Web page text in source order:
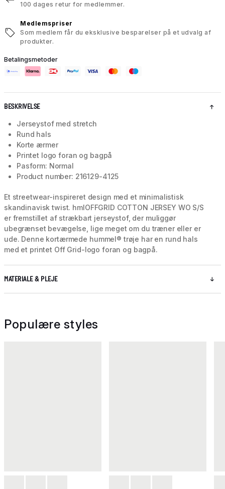
100 dages retur for medlemmer.
Medlemspriser
Som medlem får du eksklusive besparelser på et udvalg af
produkter.
Betalingsmetoder
BESKRIVELSE
Jerseystof med stretch
Rund hals
Korte ærmer
Printet logo foran og bagpå
Pasform: Normal
Product number: 216129-4125
Et streetwear-inspireret design med et minimalistisk
skandinavisk twist. hmlOFFGRID COTTON JERSEY WO S/S
er fremstillet af strækbart jerseystof, der muliggør
ubegrænset bevægelse, lige meget om du træner eller er
ude. Denne kortærmede hummel® trøje har en rund hals
med et printet Off Grid-logo foran og bagpå.
MATERIALE & PLEJE
Populære styles